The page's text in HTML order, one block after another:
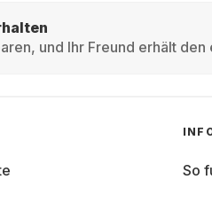
und Ihr Freund erhält den
So